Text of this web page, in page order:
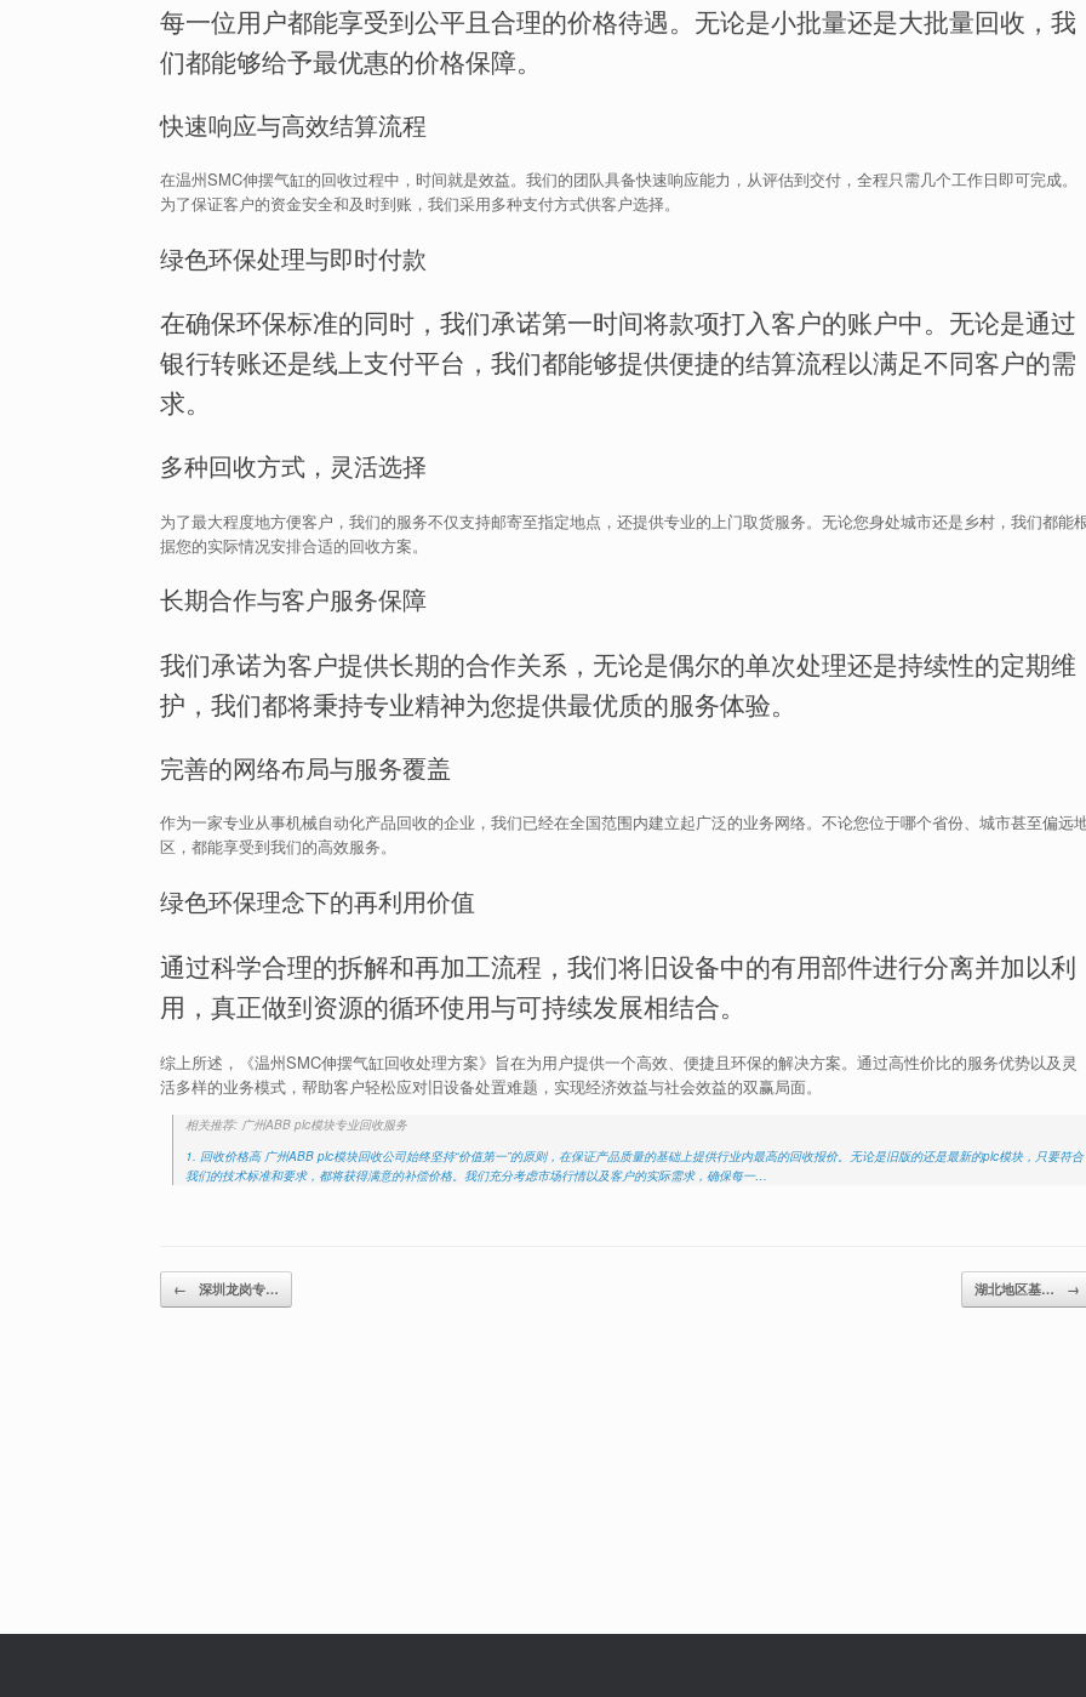
每一位用户都能享受到公平且合理的价格待遇。无论是小批量还是大批量回收，我
们都能够给予最优惠的价格保障。
快速响应与高效结算流程
在温州SMC伸摆气缸的回收过程中，时间就是效益。我们的团队具备快速响应能力，从评估到交付，全程只需几个工作日即可完成。
为了保证客户的资金安全和及时到账，我们采用多种支付方式供客户选择。
绿色环保处理与即时付款
在确保环保标准的同时，我们承诺第一时间将款项打入客户的账户中。无论是通过
银行转账还是线上支付平台，我们都能够提供便捷的结算流程以满足不同客户的需
求。
多种回收方式，灵活选择
为了最大程度地方便客户，我们的服务不仅支持邮寄至指定地点，还提供专业的上门取货服务。无论您身处城市还是乡村，我们都能
据您的实际情况安排合适的回收方案。
长期合作与客户服务保障
我们承诺为客户提供长期的合作关系，无论是偶尔的单次处理还是持续性的定期维
护，我们都将秉持专业精神为您提供最优质的服务体验。
完善的网络布局与服务覆盖
作为一家专业从事机械自动化产品回收的企业，我们已经在全国范围内建立起广泛的业务网络。不论您位于哪个省份、城市甚至偏远
区，都能享受到我们的高效服务。
绿色环保理念下的再利用价值
通过科学合理的拆解和再加工流程，我们将旧设备中的有用部件进行分离并加以利
用，真正做到资源的循环使用与可持续发展相结合。
综上所述，《温州SMC伸摆气缸回收处理方案》旨在为用户提供一个高效、便捷且环保的解决方案。通过高性价比的服务优势以及灵
活多样的业务模式，帮助客户轻松应对旧设备处置难题，实现经济效益与社会效益的双赢局面。
相关推荐: 广州ABB plc模块专业回收服务
1. 回收价格高 广州ABB plc模块回收公司始终坚持“价值第一”的原则，在保证产品质量的基础上提供行业内最高的回收报价。无论是旧版的还是最新的plc模块，只要符合
我们的技术标准和要求，都将获得满意的补偿价格。我们充分考虑市场行情以及客户的实际需求，确保每一…
Post navigation
← 深圳龙岗专… 湖北地区基… →